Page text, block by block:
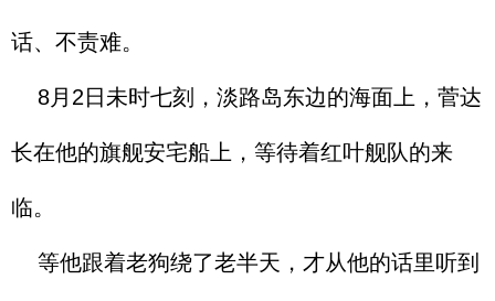
话、不责难。
8月2日未时七刻，淡路岛东边的海面上，菅达
长在他的旗舰安宅船上，等待着红叶舰队的来
临。
等他跟着老狗绕了老半天，才从他的话里听到